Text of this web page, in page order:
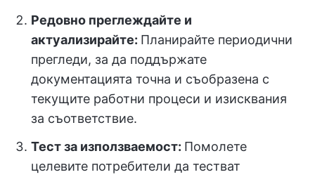
Редовно преглеждайте и
актуализирайте: Планирайте периодични
прегледи, за да поддържате
документацията точна и съобразена с
текущите работни процеси и изисквания
за съответствие.
Тест за използваемост: Помолете
целевите потребители да тестват